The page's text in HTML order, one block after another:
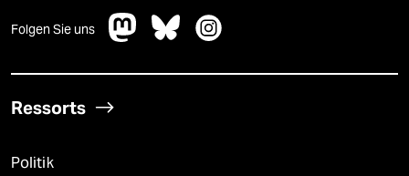
Folgen Sie uns
Ressorts
Politik